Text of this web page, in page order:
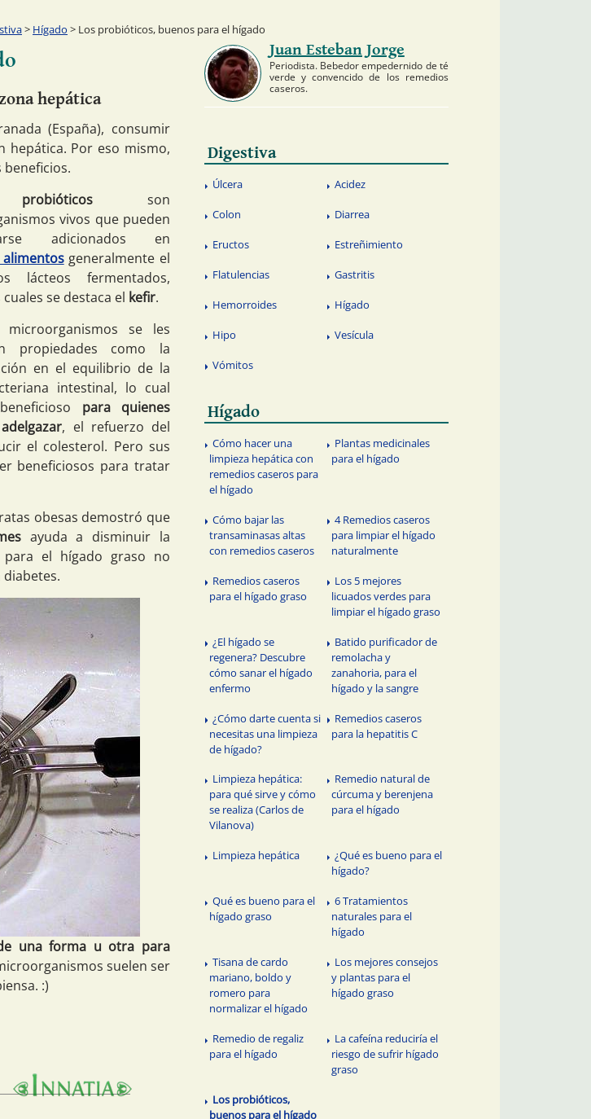
> Hígado > Los probióticos, buenos para el hígado
hepática
(España), consumir
Por eso mismo,
beneficios.
probióticos son
vivos que pueden
adicionados en
generalmente el
lácteos fermentados,
se destaca el kefir.
se les
propiedades como la
en el equilibrio de la
intestinal, lo cual
para quienes
, el refuerzo del
el colesterol. Pero sus
beneficiosos para tratar
obesas demostró que
ayuda a disminuir la
para el hígado graso no
una forma u otra para
suelen ser
:)
Juan Esteban Jorge
Periodista. Bebedor empedernido de té
verde y convencido de los remedios
caseros.
Digestiva
Úlcera Acidez
Colon Diarrea
Eructos Estreñimiento
Flatulencias Gastritis
Hemorroides Hígado
Hipo Vesícula
Vómitos
Hígado
Cómo hacer una
limpieza hepática con
remedios caseros para
el hígado
Plantas medicinales
para el hígado
Cómo bajar las
transaminasas altas
con remedios caseros
4 Remedios caseros
para limpiar el hígado
naturalmente
Remedios caseros
para el hígado graso
Los 5 mejores
licuados verdes para
limpiar el hígado graso
¿El hígado se
regenera? Descubre
cómo sanar el hígado
enfermo
Batido purificador de
remolacha y
zanahoria, para el
hígado y la sangre
¿Cómo darte cuenta si
necesitas una limpieza
de hígado?
Remedios caseros
para la hepatitis C
Limpieza hepática:
para qué sirve y cómo
se realiza (Carlos de
Vilanova)
Remedio natural de
cúrcuma y berenjena
para el hígado
Limpieza hepática
¿Qué es bueno para el
hígado?
Qué es bueno para el
hígado graso
6 Tratamientos
naturales para el
hígado
Tisana de cardo
mariano, boldo y
romero para
normalizar el hígado
Los mejores consejos
y plantas para el
hígado graso
Remedio de regaliz
para el hígado
La cafeína reduciría el
riesgo de sufrir hígado
graso
Los probióticos,
buenos para el hígado